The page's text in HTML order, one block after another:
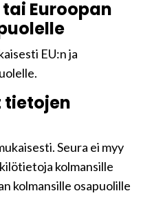
Euroopan
EU:n ja
tietojen
Seura ei myy
kolmansille
kolmansille osapuolille